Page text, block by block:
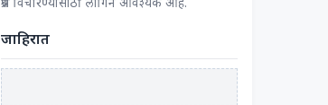
प्रश्न विचारण्यासाठी लॉगिन आवश्यक आहे.
जाहिरात